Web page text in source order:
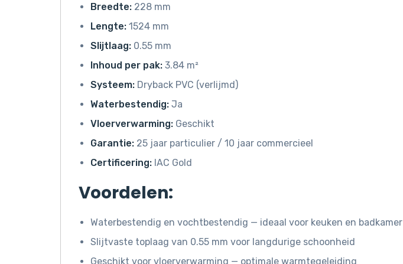
Breedte: 228 mm
Lengte: 1524 mm
Slijtlaag: 0.55 mm
Inhoud per pak: 3.84 m²
Systeem: Dryback PVC (verlijmd)
Waterbestendig: Ja
Vloerverwarming: Geschikt
Garantie: 25 jaar particulier / 10 jaar commercieel
Certificering: IAC Gold
Voordelen:
Waterbestendig en vochtbestendig — ideaal voor keuken en badkamer
Slijtvaste toplaag van 0.55 mm voor langdurige schoonheid
Geschikt voor vloerverwarming — optimale warmtegeleiding